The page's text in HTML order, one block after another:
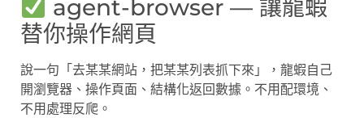
agent-browser — 讓龍蝦
替你操作網頁
說一句「去某某網站，把某某列表抓下來」，龍蝦自己
開瀏覽器、操作頁面、結構化返回數據。不用配環境、
不用處理反爬。